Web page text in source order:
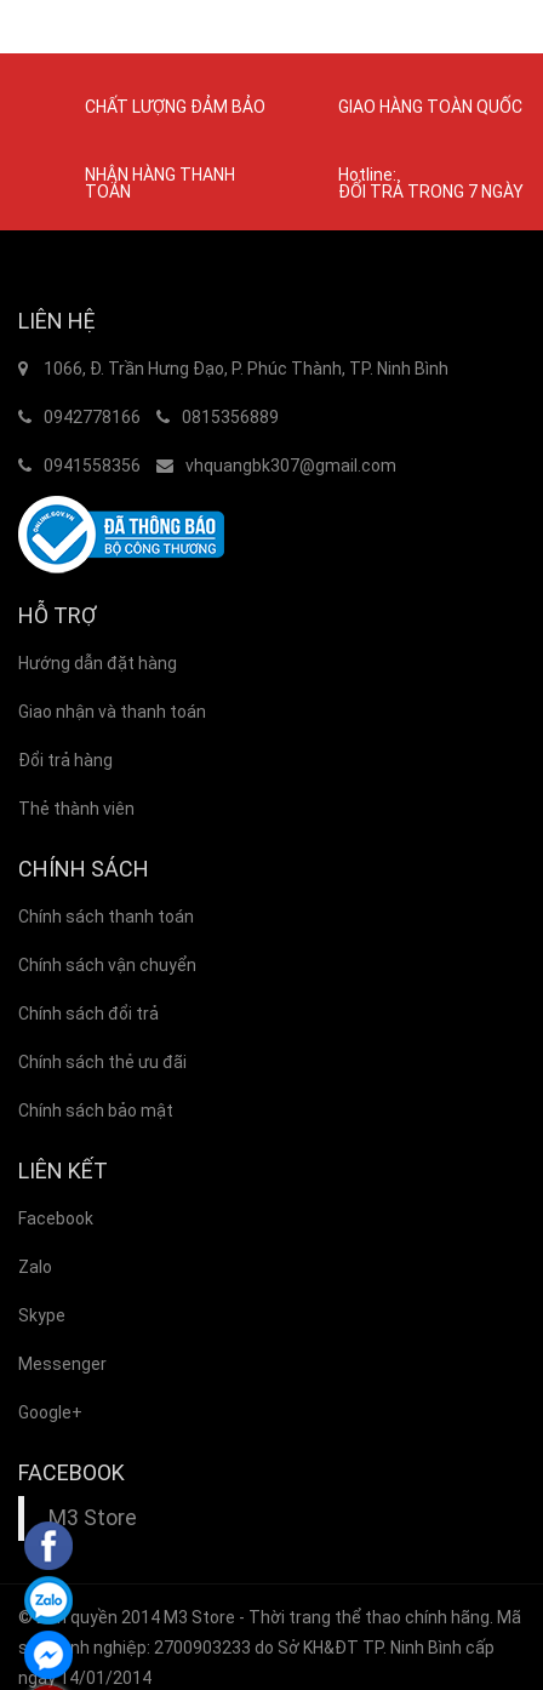
CHẤT LƯỢNG ĐẢM BẢO GIAO HÀNG TOÀN QUỐC
NHẬN HÀNG THANH
TOÁN
Hotline:
ĐỔI TRẢ TRONG 7 NGÀY
LIÊN HỆ
1066, Đ. Trần Hưng Đạo, P. Phúc Thành, TP. Ninh Bình
0942778166 0815356889
0941558356 vhquangbk307@gmail.com
HỖ TRỢ
Hướng dẫn đặt hàng
Giao nhận và thanh toán
Đổi trả hàng
Thẻ thành viên
CHÍNH SÁCH
Chính sách thanh toán
Chính sách vận chuyển
Chính sách đổi trả
Chính sách thẻ ưu đãi
Chính sách bảo mật
LIÊN KẾT
Facebook
Zalo
Skype
Messenger
Google+
FACEBOOK
M3 Store
© Bản quyền 2014M3 Store - Thời trang thể thao chính hãng. Mã
số doanh nghiệp: 2700903233 do Sở KH&ĐT TP. Ninh Bình cấp
ngày 14/01/2014